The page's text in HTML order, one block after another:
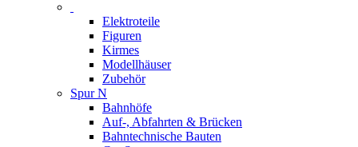
Elektroteile
Figuren
Kirmes
Modellhäuser
Zubehör
Spur N
Bahnhöfe
Auf-, Abfahrten & Brücken
Bahntechnische Bauten